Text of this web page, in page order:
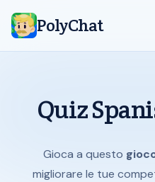
PolyChat
Quiz
Gioca a questo
migliorare le tue